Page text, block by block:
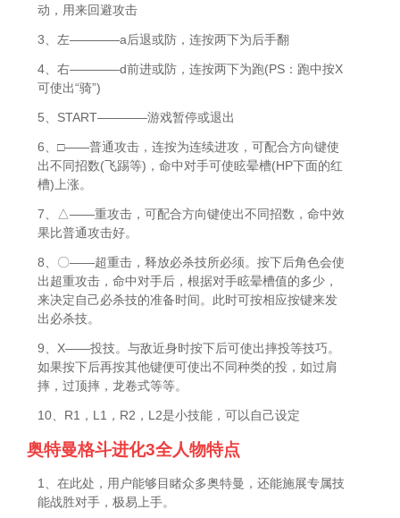
动，用来回避攻击
3、左————a后退或防，连按两下为后手翻
4、右————d前进或防，连按两下为跑(PS：跑中按X
可使出“骑”)
5、START————游戏暂停或退出
6、□——普通攻击，连按为连续进攻，可配合方向键使
出不同招数(飞踢等)，命中对手可使眩晕槽(HP下面的红
槽)上涨。
7、△——重攻击，可配合方向键使出不同招数，命中效
果比普通攻击好。
8、〇——超重击，释放必杀技所必须。按下后角色会使
出超重攻击，命中对手后，根据对手眩晕槽值的多少，
来决定自己必杀技的准备时间。此时可按相应按键来发
出必杀技。
9、X——投技。与敌近身时按下后可使出摔投等技巧。
如果按下后再按其他键便可使出不同种类的投，如过肩
摔，过顶摔，龙卷式等等。
10、R1，L1，R2，L2是小技能，可以自己设定
奥特曼格斗进化3全人物特点
1、在此处，用户能够目睹众多奥特曼，还能施展专属技
能战胜对手，极易上手。